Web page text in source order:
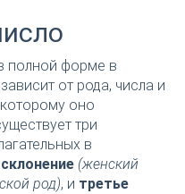
полной форме в
от рода, числа и
оно
три
в
(женский
род), и третье